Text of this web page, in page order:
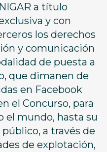
a título
y con
los derechos
y comunicación
de puesta a
que dimanen de
en Facebook
el Concurso, para
el mundo, hasta su
a través de
de explotación,